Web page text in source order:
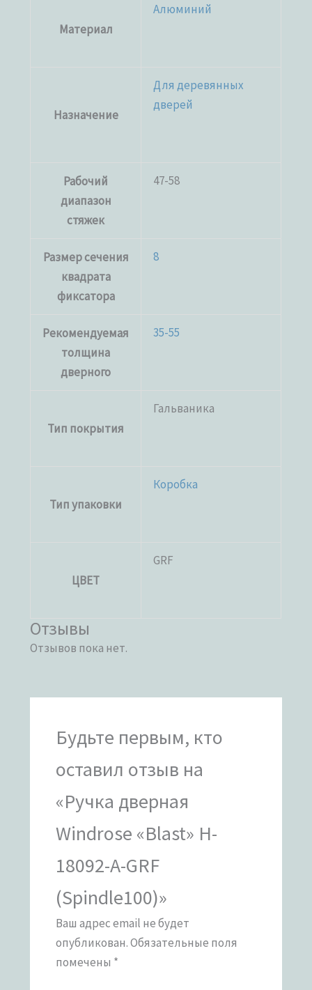
Материал
Алюминий
Назначение
Для деревянных
дверей
Рабочий
диапазон
стяжек
47-58
Размер сечения
квадрата
фиксатора
8
Рекомендуемая
толщина
дверного
35-55
Тип покрытия
Гальваника
Тип упаковки
Коробка
ЦВЕТ
GRF
Отзывы
Отзывов пока нет.
Будьте первым, кто
оставил отзыв на
«Ручка дверная
Windrose «Blast» H-
18092-A-GRF
(Spindle100)»
Ваш адрес email не будет
опубликован.Обязательные поля
помечены *